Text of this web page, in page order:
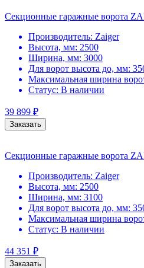
Секционные гаражные ворота
Производитель: Zaiger
Высота, мм: 2500
Ширина, мм: 3000
Для ворот высота до, мм:
Максимальная ширина
Статус: В наличии
39 899 ₽
Заказать
Секционные гаражные ворота
Производитель: Zaiger
Высота, мм: 2500
Ширина, мм: 3100
Для ворот высота до, мм:
Максимальная ширина
Статус: В наличии
44 351 ₽
Заказать